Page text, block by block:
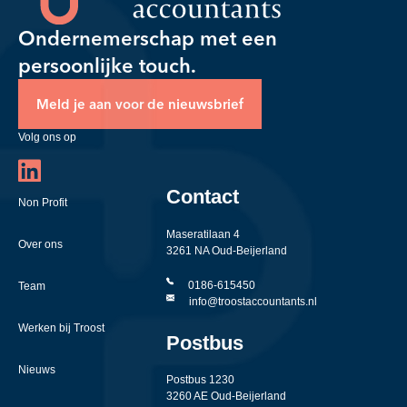
Ondernemerschap met een
persoonlijke touch.
Meld je aan voor de nieuwsbrief
Volg ons op
Non Profit
Over ons
Team
Werken bij Troost
Nieuws
Contact
Maseratilaan 4
3261 NA Oud-Beijerland
0186-615450
info@troostaccountants.nl
Postbus
Postbus 1230
3260 AE Oud-Beijerland